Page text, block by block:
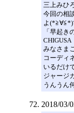
三上みひ
今回の相
よ(*≧∀≦*)
「早起き
CHIGUSA
みなさま
コーディ
いるだけ
ジャージ
うんうん
2018/03/